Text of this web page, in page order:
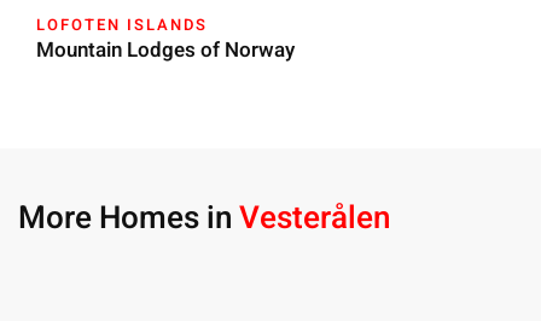
LOFOTEN ISLANDS
Mountain Lodges of Norway
More Homes inVesterålen